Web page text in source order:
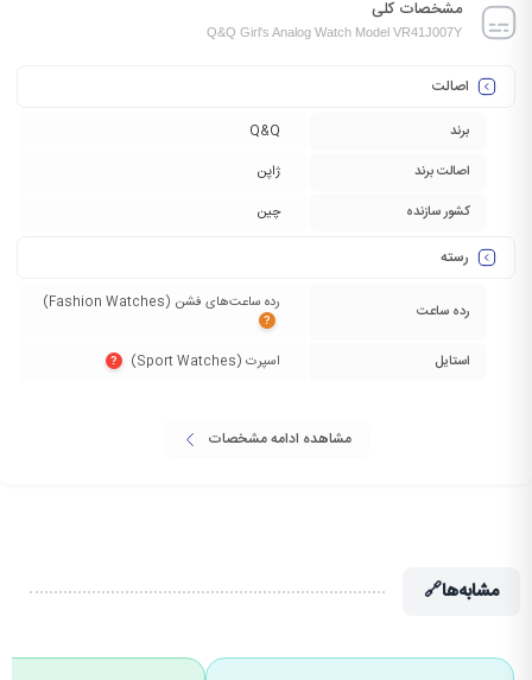
مشخصات کلی
Q&Q Girl's Analog Watch Model VR41J007Y
اصالت
برند
Q&Q
اصالت برند
ژاپن
کشور سازنده
چین
رسته
رده ساعت رده ساعت‌های فشن (Fashion Watches)‏
?
استایل اسپرت (Sport Watches)‏ ?
مشاهده ادامه مشخصات
مشابه‌ها🔗